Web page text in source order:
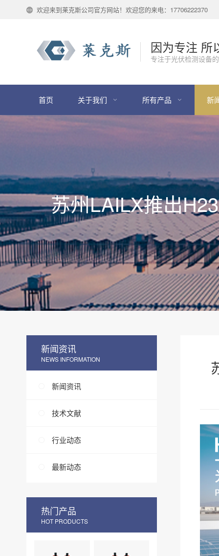
欢迎来到莱克斯公司官方网站！欢迎您的来电：17706222370
因为专注 所
专注于光伏检测设备
首页 关于我们 所有产品 新
苏州LAILX推出
新闻资讯
NEWS INFORMATION
新闻资讯
技术文献
行业动态
最新动态
热门产品
HOT PRODUCTS